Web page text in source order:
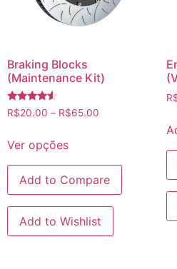
Braking Blocks
(Maintenance Kit)
Avaliação
4.33
R$20.00 – R$65.00
Ver opções
Add to Compare
Add to Wishlist